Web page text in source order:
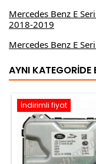
Mercedes Benz E
2018-2019
Mercedes Benz E
AYNI KATEGORIDE
İndirimli fiyat